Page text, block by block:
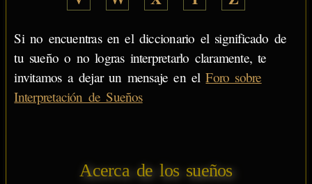
Si no encuentras en el diccionario el significado de
tu sueño o no logras interpretarlo claramente, te
invitamos a dejar un mensaje en elForo sobre
Interpretación de Sueños
Acerca de los sueños